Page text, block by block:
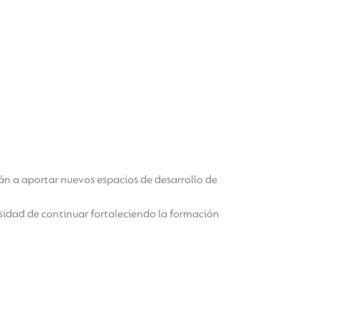
a aportar nuevos espacios de desarrollo de
de continuar fortaleciendo la formación